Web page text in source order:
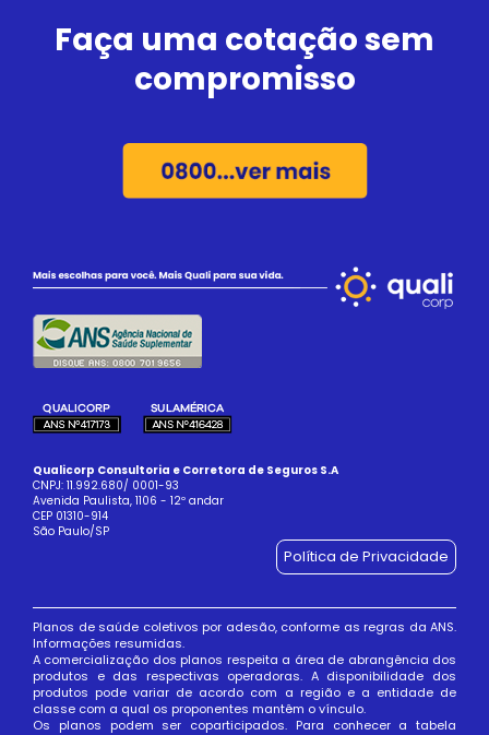
Faça uma cotação sem
compromisso
Qualicorp Consultoria e Corretora de Seguros S.A
CNPJ: 11.992.680/ 0001-93
Avenida Paulista, 1106 - 12º andar
CEP 01310-914
São Paulo/SP
Política de Privacidade
Planos de saúde coletivos por adesão, conforme as regras da ANS.
Informações resumidas.
A comercialização dos planos respeita a área de abrangência dos
produtos e das respectivas operadoras. A disponibilidade dos
produtos pode variar de acordo com a região e a entidade de
classe com a qual os proponentes mantêm o vínculo.
Os planos podem ser coparticipados. Para conhecer a tabela